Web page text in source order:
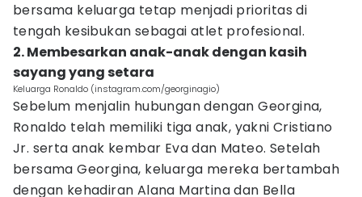
bersama keluarga tetap menjadi prioritas di
tengah kesibukan sebagai atlet profesional.
2. Membesarkan anak-anak dengan kasih
sayang yang setara
Keluarga Ronaldo (instagram.com/georginagio)
Sebelum menjalin hubungan dengan Georgina,
Ronaldo telah memiliki tiga anak, yakni Cristiano
Jr. serta anak kembar Eva dan Mateo. Setelah
bersama Georgina, keluarga mereka bertambah
dengan kehadiran Alana Martina dan Bella